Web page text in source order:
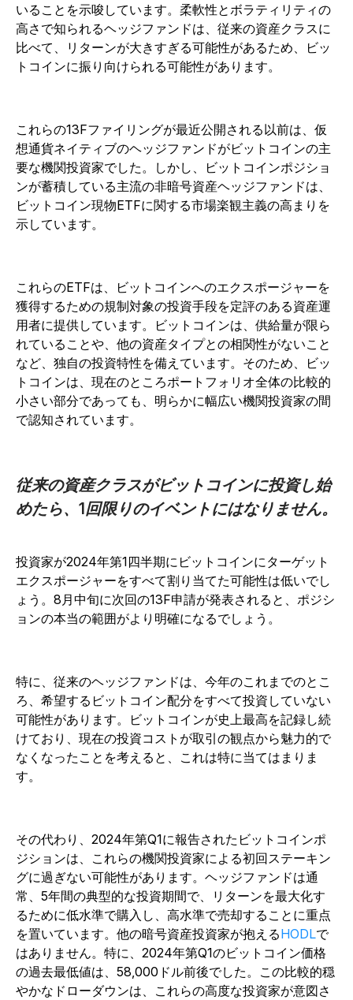
いることを示唆しています。柔軟性とボラティリティの
高さで知られるヘッジファンドは、従来の資産クラスに
比べて、リターンが大きすぎる可能性があるため、ビッ
トコインに振り向けられる可能性があります。
これらの13Fファイリングが最近公開される以前は、仮
想通貨ネイティブのヘッジファンドがビットコインの主
要な機関投資家でした。しかし、ビットコインポジショ
ンが蓄積している主流の非暗号資産ヘッジファンドは、
ビットコイン現物ETFに関する市場楽観主義の高まりを
示しています。
これらのETFは、ビットコインへのエクスポージャーを
獲得するための規制対象の投資手段を定評のある資産運
用者に提供しています。ビットコインは、供給量が限ら
れていることや、他の資産タイプとの相関性がないこと
など、独自の投資特性を備えています。そのため、ビッ
トコインは、現在のところポートフォリオ全体の比較的
小さい部分であっても、明らかに幅広い機関投資家の間
で認知されています。
従来の資産クラスがビットコインに投資し始
めたら、1回限りのイベントにはなりません。
投資家が2024年第1四半期にビットコインにターゲット
エクスポージャーをすべて割り当てた可能性は低いでし
ょう。8月中旬に次回の13F申請が発表されると、ポジシ
ョンの本当の範囲がより明確になるでしょう。
特に、従来のヘッジファンドは、今年のこれまでのとこ
ろ、希望するビットコイン配分をすべて投資していない
可能性があります。ビットコインが史上最高を記録し続
けており、現在の投資コストが取引の観点から魅力的で
なくなったことを考えると、これは特に当てはまりま
す。
その代わり、2024年第Q1に報告されたビットコインポ
ジションは、これらの機関投資家による初回ステーキン
グに過ぎない可能性があります。ヘッジファンドは通
常、5年間の典型的な投資期間で、リターンを最大化す
るために低水準で購入し、高水準で売却することに重点
を置いています。 他の暗号資産投資家が抱えるHODLで
はありません。 特に、2024年第Q1のビットコイン価格
の過去最低値は、58,000ドル前後でした。この比較的穏
やかなドローダウンは、これらの高度な投資家が意図さ